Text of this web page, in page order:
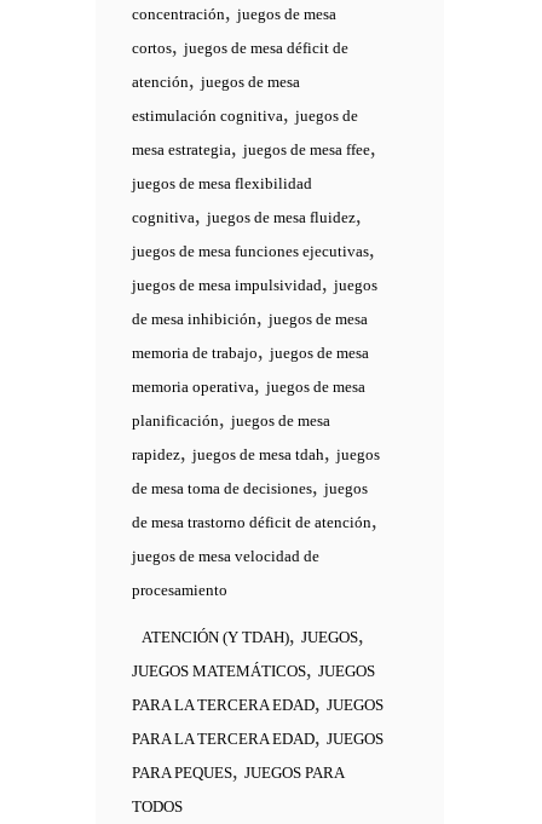
concentración, juegos de mesa
cortos, juegos de mesa déficit de
atención, juegos de mesa
estimulación cognitiva, juegos de
mesa estrategia, juegos de mesa ffee,
juegos de mesa flexibilidad
cognitiva, juegos de mesa fluidez,
juegos de mesa funciones ejecutivas,
juegos de mesa impulsividad, juegos
de mesa inhibición, juegos de mesa
memoria de trabajo, juegos de mesa
memoria operativa, juegos de mesa
planificación, juegos de mesa
rapidez, juegos de mesa tdah, juegos
de mesa toma de decisiones, juegos
de mesa trastorno déficit de atención,
juegos de mesa velocidad de
procesamiento
ATENCIÓN (Y TDAH), JUEGOS,
JUEGOS MATEMÁTICOS, JUEGOS
PARA LA TERCERA EDAD, JUEGOS
PARA LA TERCERA EDAD, JUEGOS
PARA PEQUES, JUEGOS PARA
TODOS